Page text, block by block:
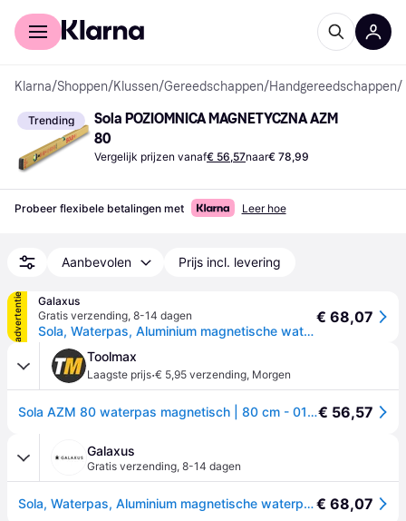
Voor shoppers
Klarna/Shoppen/Klussen/Gereedschappen/Handgereedschappen/
Trending
Sola POZIOMNICA MAGNETYCZNA AZM
80
Vergelijk prijzen vanaf€ 56,57naar€ 78,99
Probeer flexibele betalingen met Leer hoe
Aanbevolen Prijs incl. levering
advertentie
Galaxus
Gratis verzending, 8-14 dagen
Sola, Waterpas, Aluminium magnetische waterpas AZM met 80 cm (80cm)
€ 68,07
Toolmax
Laagste prijs·€ 5,95 verzending, Morgen
Sola AZM 80 waterpas magnetisch | 80 cm - 01821101€ 56,57
Galaxus
Gratis verzending, 8-14 dagen
Sola, Waterpas, Aluminium magnetische waterpas AZM met 80 cm (80cm)€ 68,07